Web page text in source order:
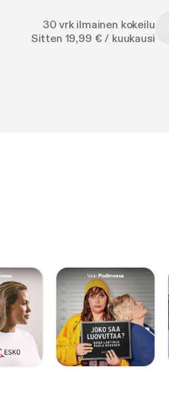
30 vrk ilmainen kokeilu
Sitten 19,99 € / kuukausi